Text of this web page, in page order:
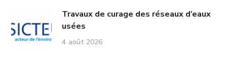
Travaux de curage des réseaux d’eaux
usées
4 août 2026